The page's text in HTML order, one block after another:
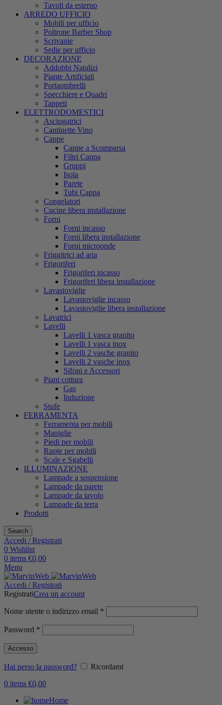
Tavoli da esterno
ARREDO UFFICIO
Mobili per ufficio
Poltrone Barber Shop
Scrivanie
Sedie per ufficio
DECORAZIONE
Addobbi Natalizi
Piante Artificiali
Portaombrelli
Specchiere e Quadri
Tappeti
ELETTRODOMESTICI
Asciugatrici
Cantinette Vino
Cappe
Cappe a Scomparsa
Filtri Cappa
Gruppi
Isola
Parete
Tubi Cappa
Congelatori
Cucine libera installazione
Forni
Forni incasso
Forni libera installazione
Forni microonde
Friggitrici ad aria
Frigoriferi
Frigoriferi incasso
Frigoriferi libera installazione
Lavastoviglie
Lavastoviglie incasso
Lavastoviglie libera installazione
Lavatrici
Lavelli
Lavelli 1 vasca granito
Lavelli 1 vasca inox
Lavelli 2 vasche granito
Lavelli 2 vasche inox
Sifoni e Accessori
Piani cottura
Gas
Induzione
Stufe
FERRAMENTA
Ferramenta per mobili
Maniglie
Piedi per mobili
Ruote per mobili
Scale e Sgabelli
ILLUMINAZIONE
Lampade a sospensione
Lampade da parete
Lampade da tavolo
Lampade da terra
Prodotti
Search
Accedi / Registrati
0 Wishlist
0 items €0,00
Menu
Accedi / Registrati
RegistratiCrea un account
Nome utente o indirizzo email *
Password *
Accesso
Hai perso la password?
Ricordami
0 items €0,00
Home